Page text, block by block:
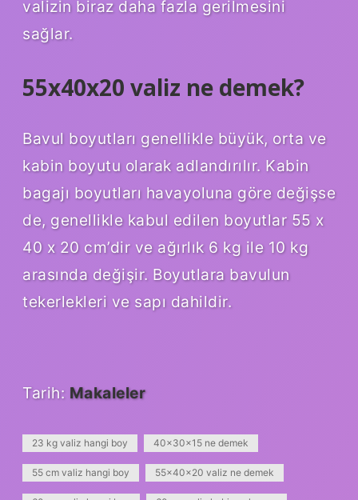
valizin biraz daha fazla gerilmesini
sağlar.
55x40x20 valiz ne demek?
Bavul boyutları genellikle büyük, orta ve
kabin boyutu olarak adlandırılır. Kabin
bagajı boyutları havayoluna göre değişse
de, genellikle kabul edilen boyutlar 55 x
40 x 20 cm’dir ve ağırlık 6 kg ile 10 kg
arasında değişir. Boyutlara bavulun
tekerlekleri ve sapı dahildir.
Tarih: Makaleler
23 kg valiz hangi boy 40x30x15 ne demek
55 cm valiz hangi boy 55x40x20 valiz ne demek